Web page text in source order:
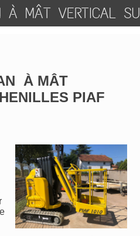
À MÂT VERTICAL
À MÂT
PIAF